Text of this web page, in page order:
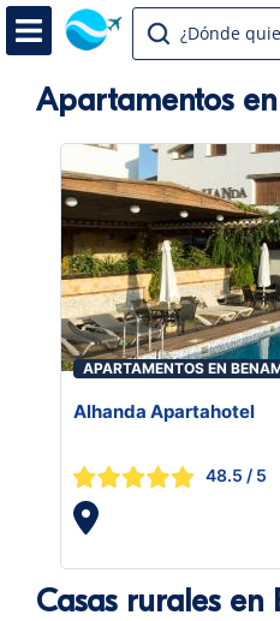
¿Dónde
Apartamentos
APARTAMENTOS EN
Alhanda Apartahotel
48.5 / 5
Casas rurales en